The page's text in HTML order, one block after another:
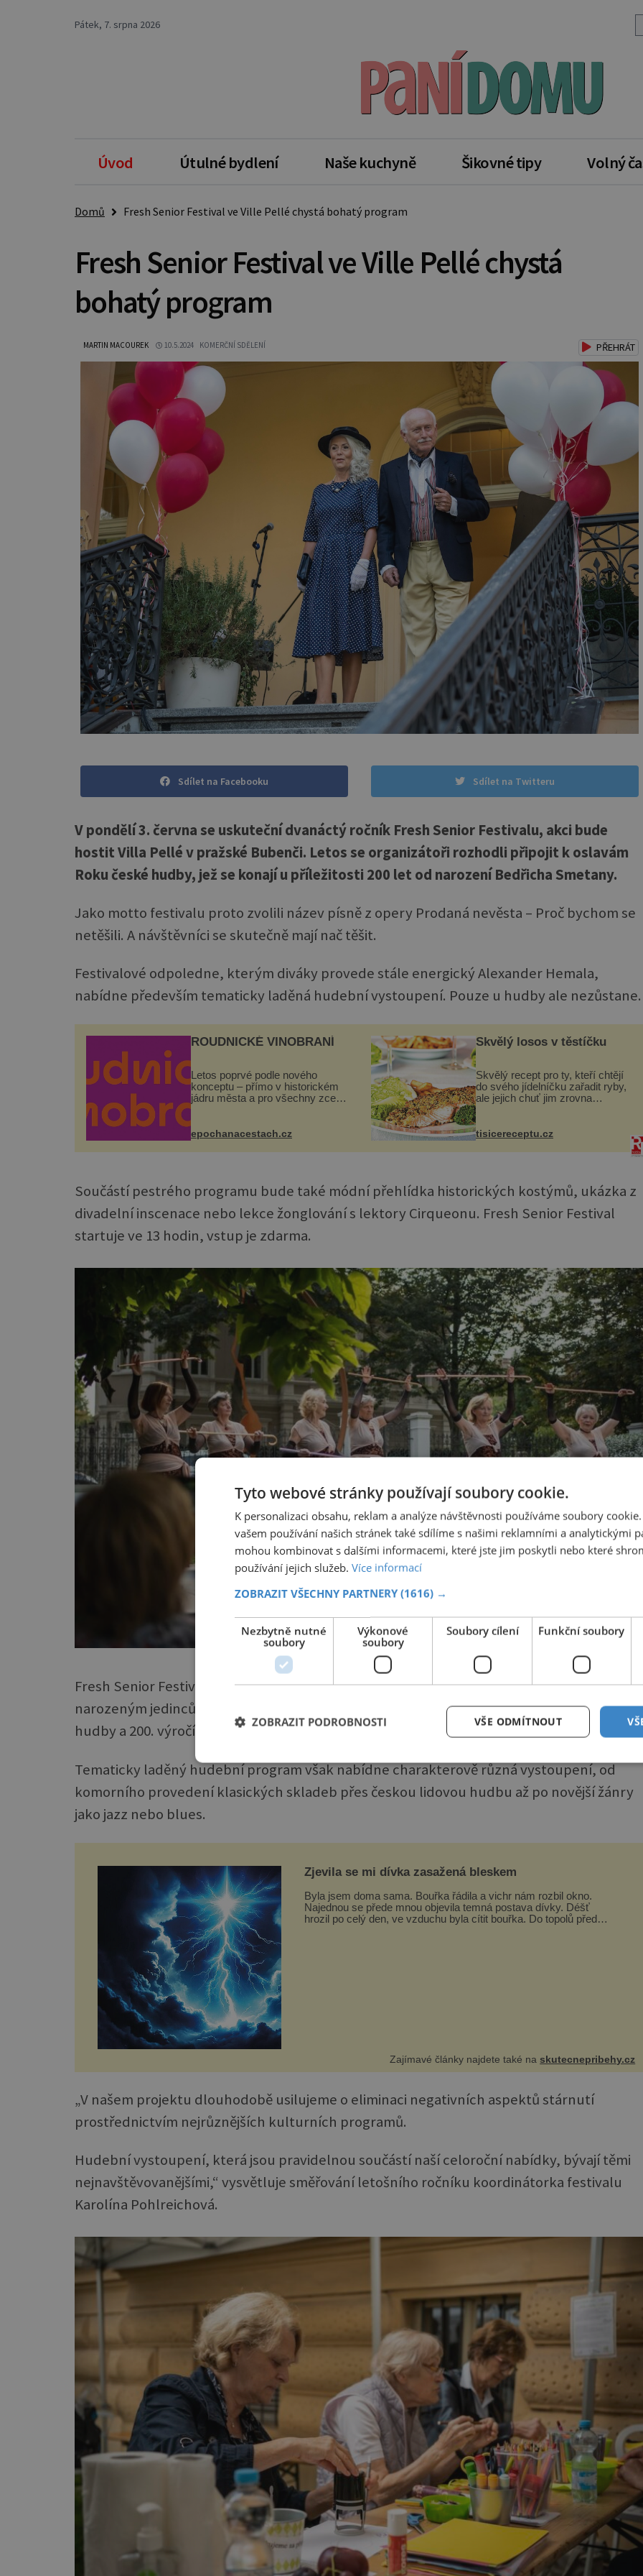
Pátek, 7. srpna 2026
Úvod Útulné bydlení Naše kuchyně Šikovné tipy Volný
Domů Fresh Senior Festival ve Ville Pellé chystá bohatý program
Fresh Senior Festival ve Ville Pellé chystá
bohatý program
MARTIN MACOUREK 10.5.2024 KOMERČNÍ SDĚLENÍ PŘEHRÁT
Sdílet na Facebooku Sdílet na Twitteru
V pondělí 3. června se uskuteční dvanáctý ročník Fresh Senior Festivalu, akci bude
hostit Villa Pellé v pražské Bubenči. Letos se organizátoři rozhodli připojit k oslavám
Roku české hudby, jež se konají u příležitosti 200 let od narození Bedřicha Smetany.
Jako motto festivalu proto zvolili název písně z opery Prodaná nevěsta – Proč bychom se
netěšili. A návštěvníci se skutečně mají nač těšit.
Festivalové odpoledne, kterým diváky provede stále energický Alexander Hemala,
nabídne především tematicky laděná hudební vystoupení. Pouze u hudby ale nezůstane.
ROUDNICKÉ VINOBRANÍ
Letos poprvé podle nového
konceptu – přímo v historickém
jádru města a pro všechny zcela
náměstí. Návštěvníci se mohou
epochanacestach.cz
Skvělý losos v těstíčku
Skvělý recept pro ty, kteří chtějí
do svého jídelníčku zařadit ryby,
ale jejich chuť jim zrovna
tomto případě si na to nikdo ani
tisicereceptu.cz
Součástí pestrého programu bude také módní přehlídka historických kostýmů, ukázka z
divadelní inscenace nebo lekce žonglování s lektory Cirqueonu. Fresh Senior Festival
startuje ve 13 hodin, vstup je zdarma.
Fresh Senior Festival je multižánrové kulturně-společenské odpoledne určené dříve
narozeným jedincům – a nejen jim. Letošní dvanáctý ročník se ponese v duchu Roku české
hudby a 200. výročí narození skladatele Bedřicha Smetany.
Tematicky laděný hudební program však nabídne charakterově různá vystoupení, od
komorního provedení klasických skladeb přes českou lidovou hudbu až po novější žánry
jako jazz nebo blues.
Zjevila se mi dívka zasažená bleskem
Byla jsem doma sama. Bouřka řádila a vichr nám rozbil okno.
Najednou se přede mnou objevila temná postava dívky. Déšť
hrozil po celý den, ve vzduchu byla cítit bouřka. Do topolů před
Zajímavé články najdete také naskutecnepribehy.cz
„V našem projektu dlouhodobě usilujeme o eliminaci negativních aspektů stárnutí
prostřednictvím nejrůznějších kulturních programů.
Hudební vystoupení, která jsou pravidelnou součástí naší celoroční nabídky, bývají těmi
nejnavštěvovanějšími,“ vysvětluje směřování letošního ročníku koordinátorka festivalu
Karolína Pohlreichová.
Tyto webové stránky používají soubory cookie.
K personalizaci obsahu, reklam a analýze návštěvnosti používáme soubory
vašem používání našich stránek také sdílíme s našimi reklamními a analytickými
mohou kombinovat s dalšími informacemi, které jste jim poskytli nebo které
používání jejich služeb. Více informací
ZOBRAZIT VŠECHNY PARTNERY (1616) →
Nezbytně nutné
soubory
Výkonové
soubory
Soubory cílení Funkční soubory
VŠE ODMÍTNOUT
ZOBRAZIT PODROBNOSTI